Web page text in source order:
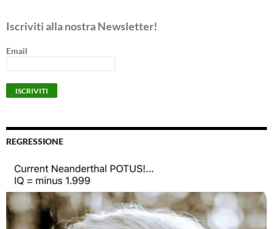
Iscriviti alla nostra Newsletter!
Email
REGRESSIONE